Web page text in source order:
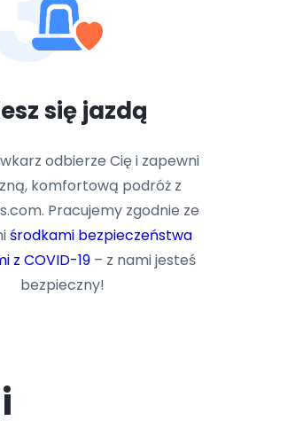
się jazdą
odbierze Cię i zapewni
komfortową podróż z
Pracujemy zgodnie ze
środkami bezpieczeństwa
z COVID-19 – z nami jesteś
bezpieczny!